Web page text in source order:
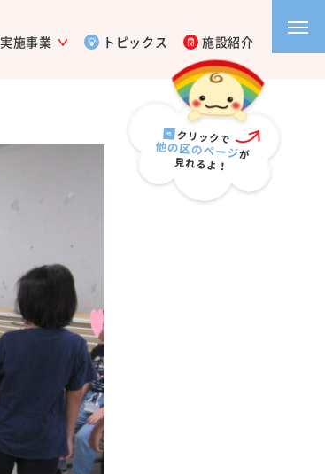
実施事業 トピックス 施設紹介